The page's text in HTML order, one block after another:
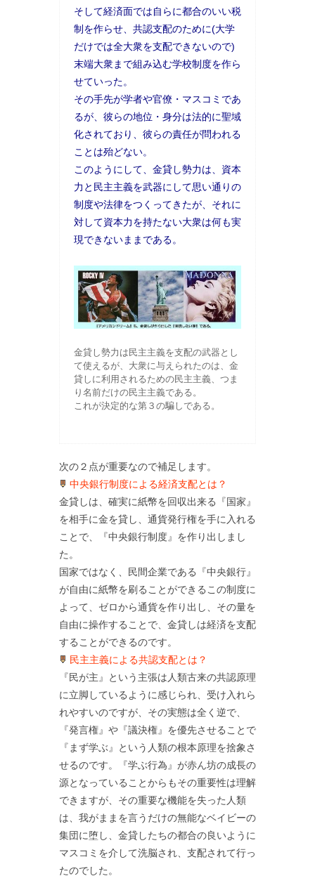
そして経済面では自らに都合のいい税
制を作らせ、共認支配のために(大学
だけでは全大衆を支配できないので)
末端大衆まで組み込む学校制度を作ら
せていった。
その手先が学者や官僚・マスコミであ
るが、彼らの地位・身分は法的に聖域
化されており、彼らの責任が問われる
ことは殆どない。
このようにして、金貸し勢力は、資本
力と民主主義を武器にして思い通りの
制度や法律をつくってきたが、それに
対して資本力を持たない大衆は何も実
現できないままである。
金貸し勢力は民主主義を支配の武器とし
て使えるが、大衆に与えられたのは、金
貸しに利用されるための民主主義、つま
り名前だけの民主主義である。
これが決定的な第３の騙しである。
次の２点が重要なので補足します。
中央銀行制度による経済支配とは？
金貸しは、確実に紙幣を回収出来る『国家』
を相手に金を貸し、通貨発行権を手に入れる
ことで、『中央銀行制度』を作り出しまし
た。
国家ではなく、民間企業である『中央銀行』
が自由に紙幣を刷ることができるこの制度に
よって、ゼロから通貨を作り出し、その量を
自由に操作することで、金貸しは経済を支配
することができるのです。
民主主義による共認支配とは？
『民が主』という主張は人類古来の共認原理
に立脚しているように感じられ、受け入れら
れやすいのですが、その実態は全く逆で、
『発言権』や『議決権』を優先させることで
『まず学ぶ』という人類の根本原理を捨象さ
せるのです。『学ぶ行為』が赤ん坊の成長の
源となっていることからもその重要性は理解
できますが、その重要な機能を失った人類
は、我がままを言うだけの無能なベイビーの
集団に堕し、金貸したちの都合の良いように
マスコミを介して洗脳され、支配されて行っ
たのでした。